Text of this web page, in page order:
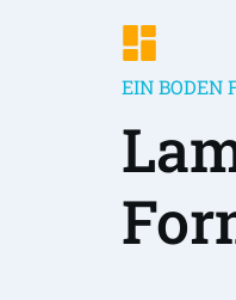
EIN BODEN